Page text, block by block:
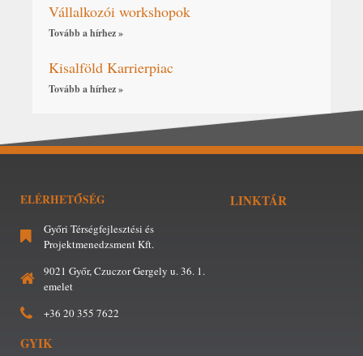
Vállalkozói workshopok
Tovább a hírhez »
Kisalföld Karrierpiac
Tovább a hírhez »
ELÉRHETŐSÉG
Győri Térségfejlesztési és
Projektmenedzsment Kft.
9021 Győr, Czuczor Gergely u. 36. 1.
emelet
+36 20 355 7622
LINKTÁR
GYIK